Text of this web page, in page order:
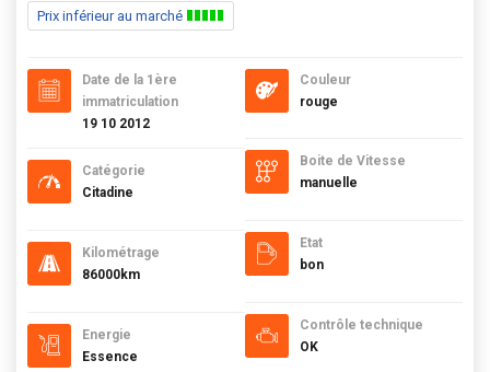
Prix inférieur au marché
Date de la 1ère
immatriculation
19 10 2012
Catégorie
Citadine
Kilométrage
86000km
Energie
Essence
Couleur
rouge
Boite de Vitesse
manuelle
Etat
bon
Contrôle technique
OK